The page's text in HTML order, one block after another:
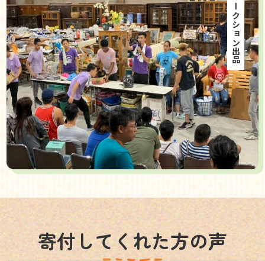
海外オークション出品
寄付してくれた方の声